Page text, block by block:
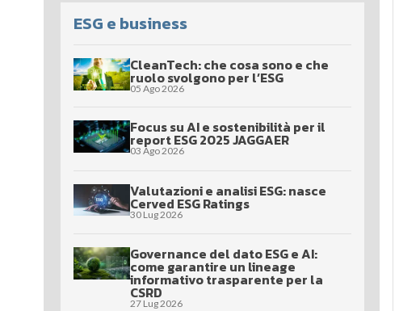
ESG e business
CleanTech: che cosa sono e che
ruolo svolgono per l’ESG
05 Ago 2026
Focus su AI e sostenibilità per il
report ESG 2025 JAGGAER
03 Ago 2026
Valutazioni e analisi ESG: nasce
Cerved ESG Ratings
30 Lug 2026
Governance del dato ESG e AI:
come garantire un lineage
informativo trasparente per la
CSRD
27 Lug 2026